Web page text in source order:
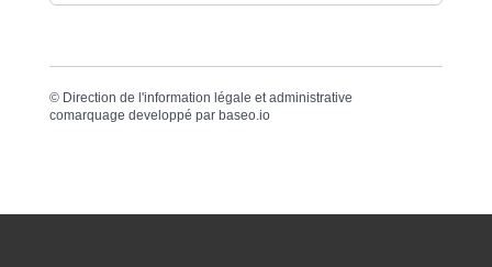
© Direction de l'information légale et administrative
comarquage developpé par baseo.io